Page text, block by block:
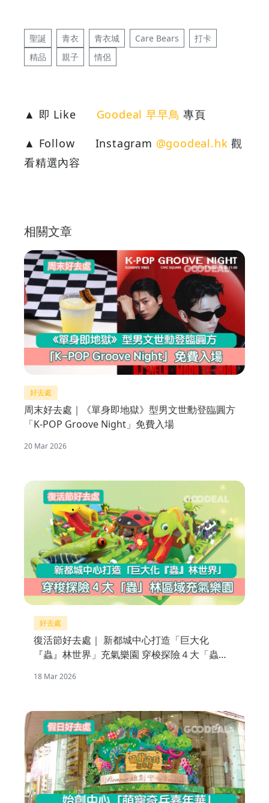
聖誕 青衣 青衣城 Care Bears
打卡
精品
親子 情侶
▲ 即 Like Goodeal 早早鳥 專頁
▲ Follow
Instagram @goodeal.hk 觀
看精選內容
相關文章
好去處
周末好去處｜《單身即地獄》型男文世勳登臨圓方
「K-POP Groove Night」免費入場
20 Mar 2026
好去處
復活節好去處｜ 新都城中心打造「巨大化
『蟲』林世界」充氣樂園 穿梭探險４大「蟲」
18 Mar 2026